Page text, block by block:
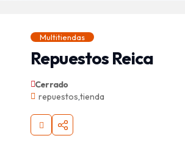
Multitiendas
Repuestos Reica
Cerrado
repuestos,tienda